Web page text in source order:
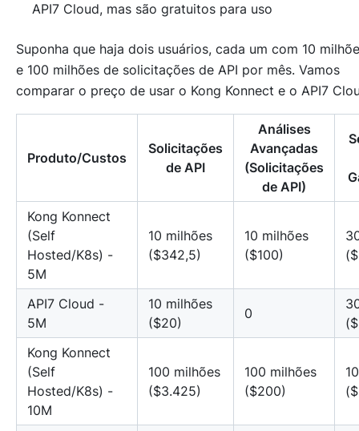
API7 Cloud, mas são gratuitos para uso
Suponha que haja dois usuários, cada um com 10
e 100 milhões de solicitações de API por mês. Vamos
comparar o preço de usar o Kong Konnect e o API7
Produto/Custos
Solicitações
de API
Análises
Avançadas
(Solicitações
de API)
Kong Konnect
(Self
Hosted/K8s) -
5M
10 milhões
($342,5)
10 milhões
($100)
API7 Cloud -
5M
10 milhões
($20)
0
Kong Konnect
(Self
Hosted/K8s) -
10M
100 milhões
($3.425)
100 milhões
($200)